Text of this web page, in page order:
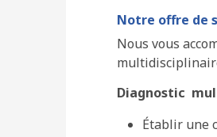
Notre offre de
Nous vous
Diagnostic
Établir une